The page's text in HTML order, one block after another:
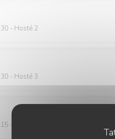
- Hosté 2
- Hosté 3
- Hosté 4